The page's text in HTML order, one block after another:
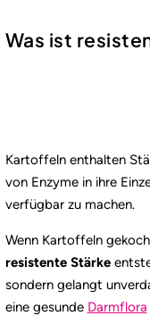
Was ist
Kartoffeln enthalten
von Enzyme in ihre
verfügbar zu machen.
Wenn Kartoffeln
resistente Stärke
sondern gelangt
eine gesunde Darmflora